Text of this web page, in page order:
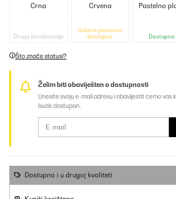
Crna
Druga kombinacija
Crvena
Uskoro ponovno
dostupno
Pastelno
Dostupno
Što znače statusi?
Želim biti obaviješten o dostupnosti
Unesite svoju e-mail adresu i obavijestit ćemo vas
bude dostupan.
Dostupno i u drugoj kvaliteti